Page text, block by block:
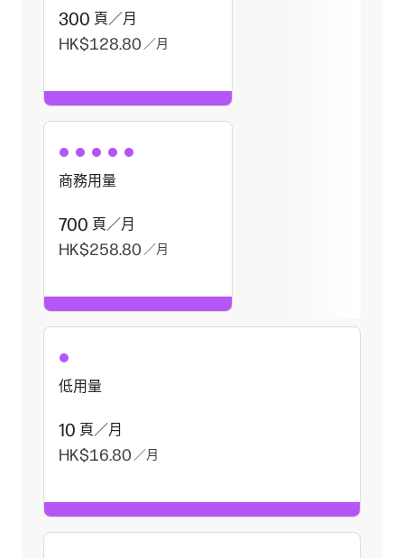
300 頁／月
HK$128.80 ／月
商務用量
700 頁／月
HK$258.80 ／月
低用量
10 頁／月
HK$16.80 ／月